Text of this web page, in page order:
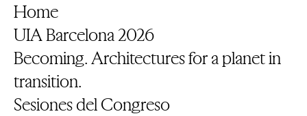
Home
UIA Barcelona 2026
Becoming. Architectures for a planet in
transition.
Sesiones del Congreso